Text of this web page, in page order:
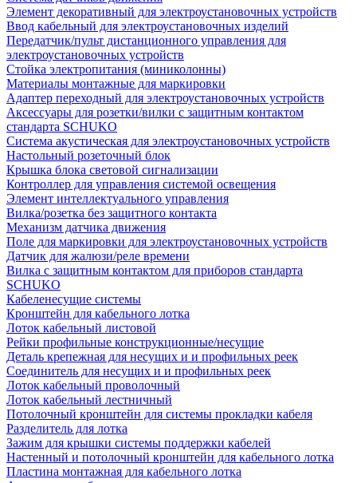
Элемент декоративный для электроустановочных устройств
Ввод кабельный для электроустановочных изделий
Передатчик/пульт дистанционного управления для
электроустановочных устройств
Стойка электропитания (миниколонны)
Материалы монтажные для маркировки
Адаптер переходный для электроустановочных устройств
Аксессуары для розетки/вилки с защитным контактом
стандарта SCHUKO
Система акустическая для электроустановочных устройств
Настольный розеточный блок
Крышка блока световой сигнализации
Контроллер для управления системой освещения
Элемент интеллектуального управления
Вилка/розетка без защитного контакта
Механизм датчика движения
Поле для маркировки для электроустановочных устройств
Датчик для жалюзи/реле времени
Вилка с защитным контактом для приборов стандарта
SCHUKO
Кабеленесущие системы
Кронштейн для кабельного лотка
Лоток кабельный листовой
Рейки профильные конструкционные/несущие
Деталь крепежная для несущих и и профильных реек
Соединитель для несущих и и профильных реек
Лоток кабельный проволочный
Лоток кабельный лестничный
Потолочный кронштейн для системы прокладки кабеля
Разделитель для лотка
Зажим для крышки системы поддержки кабелей
Настенный и потолочный кронштейн для кабельного лотка
Пластина монтажная для кабельного лотка